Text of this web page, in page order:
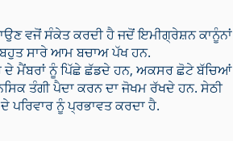
ਵਜੋਂ ਸੰਕੇਤ ਕਰਦੀ ਹੈ ਜਦੋਂ ਇਮੀਗ੍ਰੇਸ਼ਨ ਕਾਨੂੰਨਾਂ
ਸਾਰੇ ਆਮ ਬਚਾਅ ਪੱਖ ਹਨ.
ਦੇ ਮੈਂਬਰਾਂ ਨੂੰ ਪਿੱਛੇ ਛੱਡਦੇ ਹਨ, ਅਕਸਰ ਛੋਟੇ ਬੱਚਿਆਂ
ਤੰਗੀ ਪੈਦਾ ਕਰਨ ਦਾ ਜੋਖਮ ਰੱਖਦੇ ਹਨ. ਸੇਠੀ
ਪਰਿਵਾਰ ਨੂੰ ਪ੍ਰਭਾਵਤ ਕਰਦਾ ਹੈ.